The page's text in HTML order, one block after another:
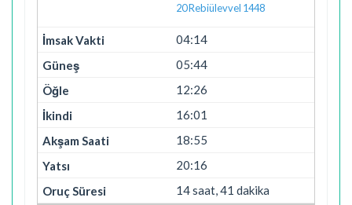
20 Rebiülevvel 1448
04:14
05:44
12:26
16:01
18:55
20:16
14 saat, 41 dakika